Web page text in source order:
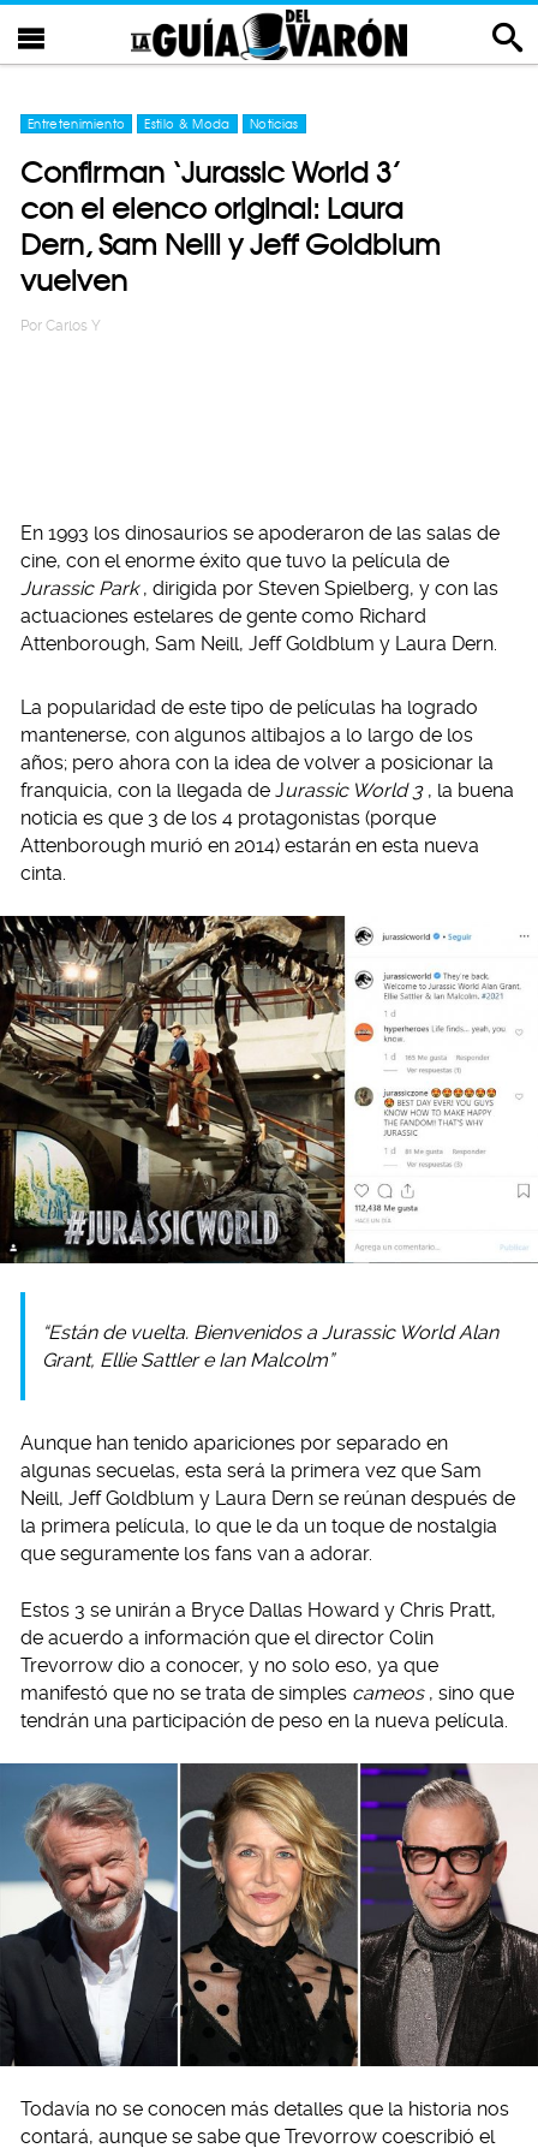
Entretenimiento Estilo & Moda Noticias
Confirman ‘Jurassic World 3’
con el elenco original: Laura
Dern, Sam Neill y Jeff Goldblum
vuelven
Por Carlos Y
En 1993 los dinosaurios se apoderaron de las salas de
cine, con el enorme éxito que tuvo la película de
Jurassic Park , dirigida por Steven Spielberg, y con las
actuaciones estelares de gente como Richard
Attenborough, Sam Neill, Jeff Goldblum y Laura Dern.
La popularidad de este tipo de películas ha logrado
mantenerse, con algunos altibajos a lo largo de los
años; pero ahora con la idea de volver a posicionar la
franquicia, con la llegada de Jurassic World 3 , la buena
noticia es que 3 de los 4 protagonistas (porque
Attenborough murió en 2014) estarán en esta nueva
cinta.
“Están de vuelta. Bienvenidos a Jurassic World Alan
Grant, Ellie Sattler e Ian Malcolm”
Aunque han tenido apariciones por separado en
algunas secuelas, esta será la primera vez que Sam
Neill, Jeff Goldblum y Laura Dern se reúnan después de
la primera película, lo que le da un toque de nostalgia
que seguramente los fans van a adorar.
Estos 3 se unirán a Bryce Dallas Howard y Chris Pratt,
de acuerdo a información que el director Colin
Trevorrow dio a conocer, y no solo eso, ya que
manifestó que no se trata de simples cameos , sino que
tendrán una participación de peso en la nueva película.
Todavía no se conocen más detalles que la historia nos
contará, aunque se sabe que Trevorrow coescribió el